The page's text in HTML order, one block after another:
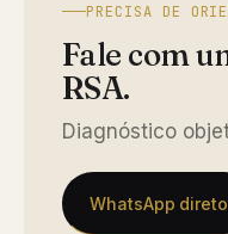
PRECISA DE
Fale com
RSA.
Diagnóstico
WhatsApp direto